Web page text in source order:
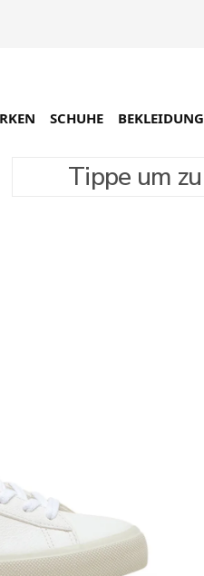
Tippe um zu suchen
SCHUHE BEKLEIDUNG